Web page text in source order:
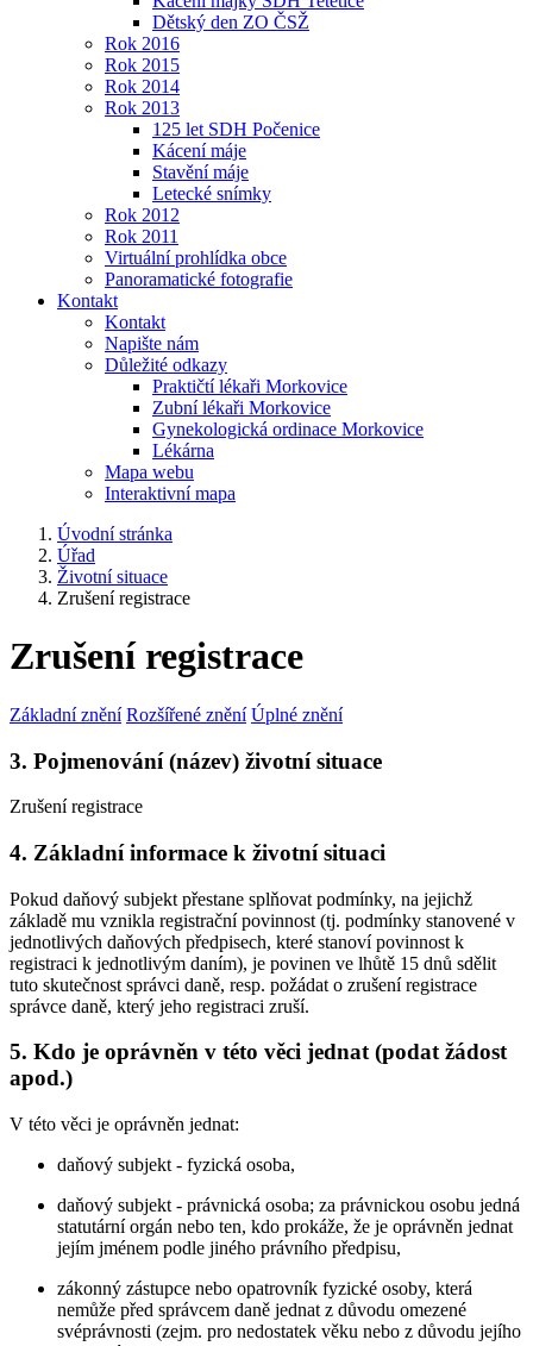
Dětský den ZO ČSŽ
Rok 2016
Rok 2015
Rok 2014
Rok 2013
125 let SDH Počenice
Kácení máje
Stavění máje
Letecké snímky
Rok 2012
Rok 2011
Virtuální prohlídka obce
Panoramatické fotografie
Kontakt
Kontakt
Napište nám
Důležité odkazy
Praktičtí lékaři Morkovice
Zubní lékaři Morkovice
Gynekologická ordinace Morkovice
Lékárna
Mapa webu
Interaktivní mapa
Úvodní stránka
Úřad
Životní situace
Zrušení registrace
Zrušení registrace
Základní znění Rozšířené znění Úplné znění
3. Pojmenování (název) životní situace
Zrušení registrace
4. Základní informace k životní situaci
Pokud daňový subjekt přestane splňovat podmínky, na jejichž
základě mu vznikla registrační povinnost (tj. podmínky stanovené v
jednotlivých daňových předpisech, které stanoví povinnost k
registraci k jednotlivým daním), je povinen ve lhůtě 15 dnů sdělit
tuto skutečnost správci daně, resp. požádat o zrušení registrace
správce daně, který jeho registraci zruší.
5. Kdo je oprávněn v této věci jednat (podat žádost
apod.)
V této věci je oprávněn jednat:
daňový subjekt - fyzická osoba,
daňový subjekt - právnická osoba; za právnickou osobu jedná
statutární orgán nebo ten, kdo prokáže, že je oprávněn jednat
jejím jménem podle jiného právního předpisu,
zákonný zástupce nebo opatrovník fyzické osoby, která
nemůže před správcem daně jednat z důvodu omezené
svéprávnosti (zejm. pro nedostatek věku nebo z důvodu jejího